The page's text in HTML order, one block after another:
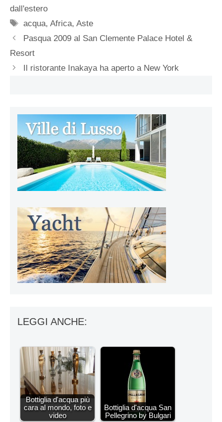
dall'estero
Tag
acqua,Africa,Aste
Pasqua 2009 al San Clemente Palace Hotel &
Resort
Il ristorante Inakaya ha aperto a New York
LEGGI ANCHE:
Bottiglia d'acqua più
cara al mondo, foto e
video
Bottiglia d'acqua San
Pellegrino by Bulgari